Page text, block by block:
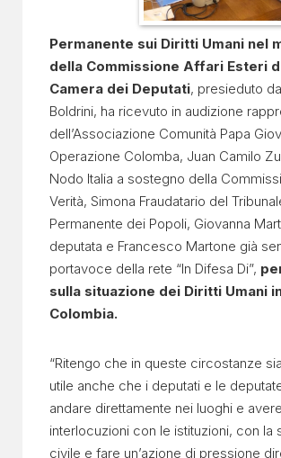
Permanente sui Diritti Umani nel
della Commissione Affari Esteri
Camera dei Deputati, presieduto
Boldrini, ha ricevuto in audizione
dell’Associazione Comunità Papa
Operazione Colomba, Juan Camilo
Nodo Italia a sostegno della
Verità, Simona Fraudatario del
Permanente dei Popoli, Giovanna
deputata e Francesco Martone già
portavoce della rete “In Difesa Di”,
sulla situazione dei Diritti Umani
Colombia.
“Ritengo che in queste circostanze
utile anche che i deputati e le
andare direttamente nei luoghi e avere
interlocuzioni con le istituzioni, con la
civile e fare un’azione di pressione